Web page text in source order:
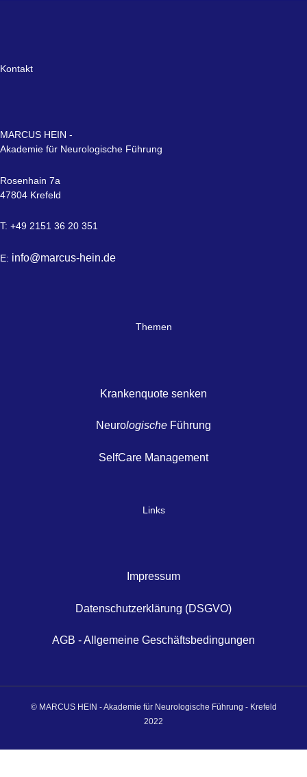
Kontakt
MARCUS HEIN -
Akademie für Neurologische Führung
Rosenhain 7a
47804 Krefeld
T: +49 2151 36 20 351
E: info@marcus-hein.de
Themen
Krankenquote senken
Neurologische Führung
SelfCare Management
Links
Impressum
Datenschutzerklärung (DSGVO)
AGB - Allgemeine Geschäftsbedingungen
© MARCUS HEIN - Akademie für Neurologische Führung - Krefeld
2022